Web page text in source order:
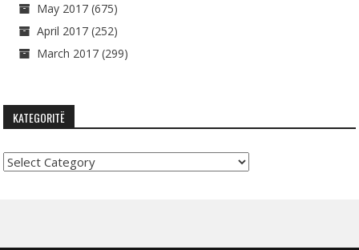
May 2017 (675)
April 2017 (252)
March 2017 (299)
KATEGORITË
Kategoritë